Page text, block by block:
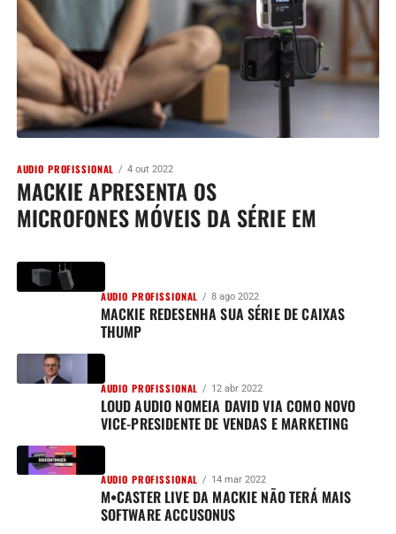
AUDIO PROFISSIONAL 4 out 2022
MACKIE APRESENTA OS
MICROFONES MÓVEIS DA SÉRIE EM
AUDIO PROFISSIONAL 8 ago 2022
MACKIE REDESENHA SUA SÉRIE DE CAIXAS
THUMP
AUDIO PROFISSIONAL 12 abr 2022
LOUD AUDIO NOMEIA DAVID VIA COMO NOVO
VICE-PRESIDENTE DE VENDAS E MARKETING
AUDIO PROFISSIONAL 14 mar 2022
M•CASTER LIVE DA MACKIE NÃO TERÁ MAIS
SOFTWARE ACCUSONUS